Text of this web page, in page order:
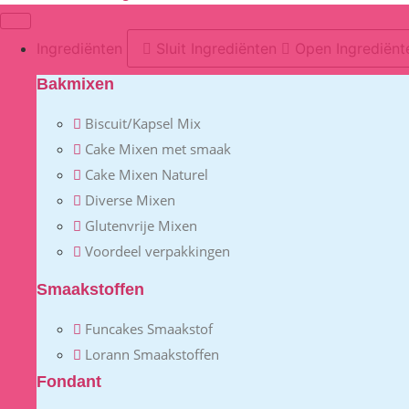
Ingrediënten Sluit Ingrediënten
Open
Bakmixen
Biscuit/Kapsel Mix
Cake Mixen met smaak
Cake Mixen Naturel
Diverse Mixen
Glutenvrije Mixen
Voordeel verpakkingen
Smaakstoffen
Funcakes Smaakstof
Lorann Smaakstoffen
Fondant